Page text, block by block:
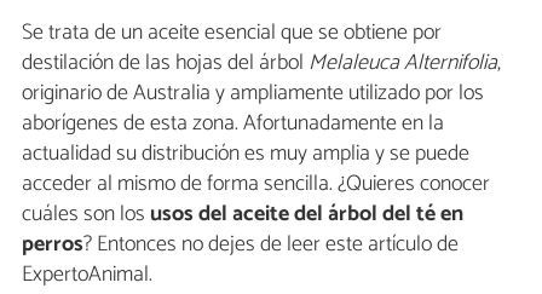
Se trata de un aceite esencial que se obtiene por
destilación de las hojas del árbol MelaleucaAlternifolia,
originario de Australia y ampliamente utilizado por los
aborígenes de esta zona. Afortunadamente en la
actualidad su distribución es muy amplia y se puede
acceder al mismo de forma sencilla. ¿Quieres conocer
cuáles son los usos del aceite del árbol del té en
perros? Entonces no dejes de leer este artículo de
ExpertoAnimal.